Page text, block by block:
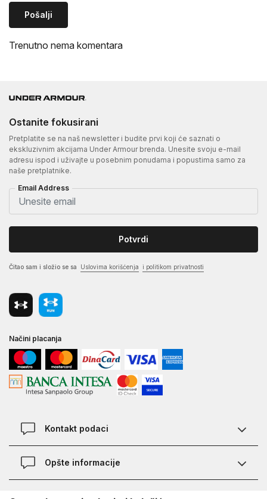
Pošalji
Trenutno nema komentara
Ostanite fokusirani
Pretplatite se na naš newsletter i budite prvi koji će saznati o
ekskluzivnim akcijama Under Armour brenda. Unesite svoju e-mail
adresu ispod i uživajte u posebnim ponudama i popustima samo za
naše pretplatnike.
Email Address
Potvrdi
Čitao sam i složio se sa Uslovima korišćenja i politikom privatnosti
Načini placanja
Kontakt podaci
Chat
Opšte informacije
O Under Armour-u